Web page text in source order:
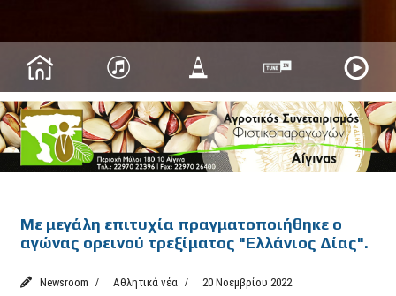
Με μεγάλη επιτυχία πραγματοποιήθηκε ο
αγώνας ορεινού τρεξίματος "Ελλάνιος Δίας".
Newsroom Αθλητικά νέα 20 Νοεμβρίου 2022